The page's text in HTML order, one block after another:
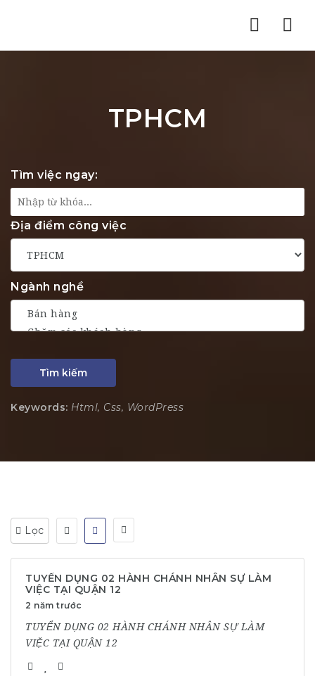
TPHCM
Tìm việc ngay:
Địa điểm công việc
Ngành nghề
Tìm kiếm
Keywords: Html, Css, WordPress
Lọc
TUYỂN DỤNG 02 HÀNH CHÁNH NHÂN SỰ LÀM
VIỆC TẠI QUẬN 12
2 năm trước
TUYỂN DỤNG 02 HÀNH CHÁNH NHÂN SỰ LÀM
VIỆC TẠI QUẬN 12